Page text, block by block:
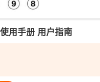
用手册 用户指南